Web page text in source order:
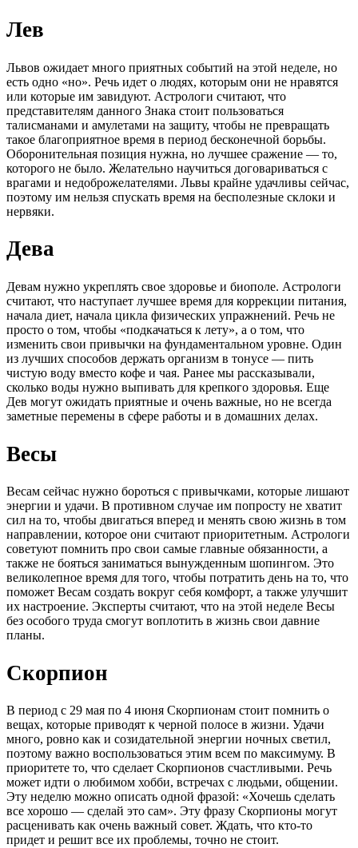
Лев
Львов ожидает много приятных событий на этой неделе, но
есть одно «но». Речь идет о людях, которым они не нравятся
или которые им завидуют. Астрологи считают, что
представителям данного Знака стоит пользоваться
талисманами и амулетами на защиту, чтобы не превращать
такое благоприятное время в период бесконечной борьбы.
Оборонительная позиция нужна, но лучшее сражение — то,
которого не было. Желательно научиться договариваться с
врагами и недоброжелателями. Львы крайне удачливы сейчас,
поэтому им нельзя спускать время на бесполезные склоки и
нервяки.
Дева
Девам нужно укреплять свое здоровье и биополе. Астрологи
считают, что наступает лучшее время для коррекции питания,
начала диет, начала цикла физических упражнений. Речь не
просто о том, чтобы «подкачаться к лету», а о том, что
изменить свои привычки на фундаментальном уровне. Один
из лучших способов держать организм в тонусе — пить
чистую воду вместо кофе и чая. Ранее мы рассказывали,
сколько воды нужно выпивать для крепкого здоровья. Еще
Дев могут ожидать приятные и очень важные, но не всегда
заметные перемены в сфере работы и в домашних делах.
Весы
Весам сейчас нужно бороться с привычками, которые лишают
энергии и удачи. В противном случае им попросту не хватит
сил на то, чтобы двигаться вперед и менять свою жизнь в том
направлении, которое они считают приоритетным. Астрологи
советуют помнить про свои самые главные обязанности, а
также не бояться заниматься вынужденным шопингом. Это
великолепное время для того, чтобы потратить день на то, что
поможет Весам создать вокруг себя комфорт, а также улучшит
их настроение. Эксперты считают, что на этой неделе Весы
без особого труда смогут воплотить в жизнь свои давние
планы.
Скорпион
В период с 29 мая по 4 июня Скорпионам стоит помнить о
вещах, которые приводят к черной полосе в жизни. Удачи
много, ровно как и созидательной энергии ночных светил,
поэтому важно воспользоваться этим всем по максимуму. В
приоритете то, что сделает Скорпионов счастливыми. Речь
может идти о любимом хобби, встречах с людьми, общении.
Эту неделю можно описать одной фразой: «Хочешь сделать
все хорошо — сделай это сам». Эту фразу Скорпионы могут
расценивать как очень важный совет. Ждать, что кто-то
придет и решит все их проблемы, точно не стоит.